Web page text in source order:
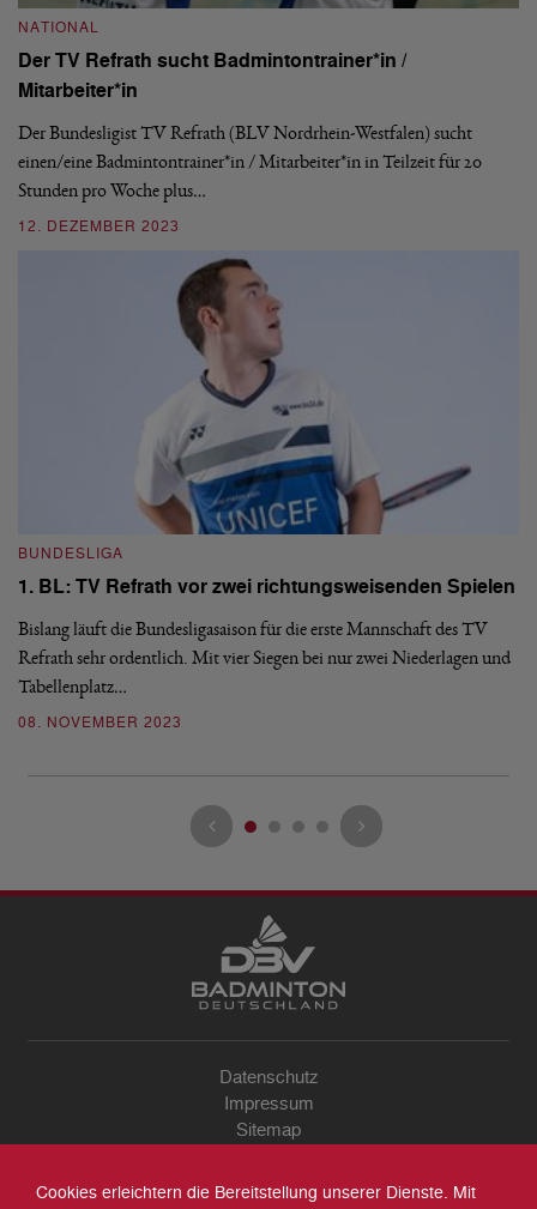
NATIONAL
Der TV Refrath sucht Badmintontrainer*in /
Mitarbeiter*in
Der Bundesligist TV Refrath (BLV Nordrhein-Westfalen) sucht
einen/eine Badmintontrainer*in / Mitarbeiter*in in Teilzeit für 20
Stunden pro Woche plus…
12. DEZEMBER 2023
BUNDESLIGA
1. BL: TV Refrath vor zwei richtungsweisenden Spielen
Bislang läuft die Bundesligasaison für die erste Mannschaft des TV
Refrath sehr ordentlich. Mit vier Siegen bei nur zwei Niederlagen und
Tabellenplatz…
08. NOVEMBER 2023
Datenschutz
Impressum
Sitemap
Archiv
Cookies erleichtern die Bereitstellung unserer Dienste. Mit